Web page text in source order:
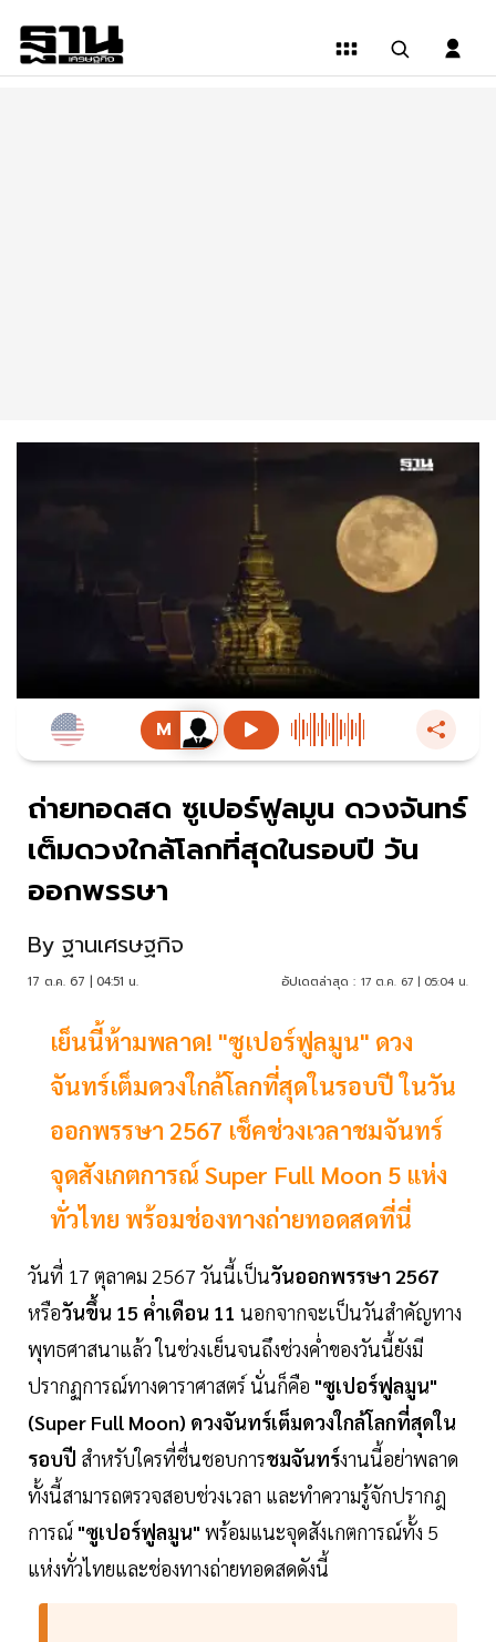
ถ่ายทอดสด ซูเปอร์ฟูลมูน ดวงจันทร์
เต็มดวงใกล้โลกที่สุดในรอบปี วัน
ออกพรรษา
By ฐานเศรษฐกิจ
17 ต.ค. 67 | 04:51 น. อัปเดตล่าสุด : 17 ต.ค. 67 | 05:04 น.
เย็นนี้ห้ามพลาด! "ซูเปอร์ฟูลมูน" ดวง
จันทร์เต็มดวงใกล้โลกที่สุดในรอบปี ในวัน
ออกพรรษา 2567 เช็คช่วงเวลาชมจันทร์
จุดสังเกตการณ์ Super Full Moon 5 แห่ง
ทั่วไทย พร้อมช่องทางถ่ายทอดสดที่นี่
วันที่ 17 ตุลาคม 2567 วันนี้เป็นวันออกพรรษา 2567
หรือวันขึ้น 15 ค่ำเดือน 11 นอกจากจะเป็นวันสำคัญทาง
พุทธศาสนาแล้ว ในช่วงเย็นจนถึงช่วงค่ำของวันนี้ยังมี
ปรากฏการณ์ทางดาราศาสตร์ นั่นก็คือ "ซูเปอร์ฟูลมูน"
(Super Full Moon) ดวงจันทร์เต็มดวงใกล้โลกที่สุดใน
รอบปี สำหรับใครที่ชื่นชอบการชมจันทร์งานนี้อย่าพลาด
ทั้งนี้สามารถตรวจสอบช่วงเวลา และทำความรู้จักปรากฎ
การณ์ "ซูเปอร์ฟูลมูน" พร้อมแนะจุดสังเกตการณ์ทั้ง 5
แห่งทั่วไทยและช่องทางถ่ายทอดสดดังนี้